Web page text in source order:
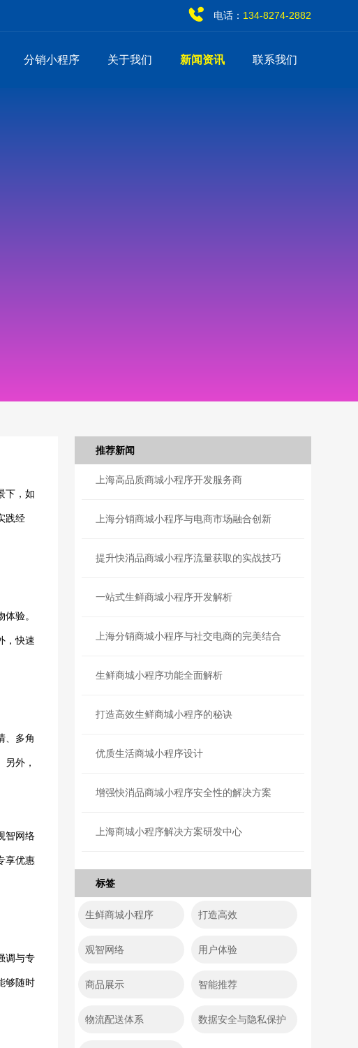
134-8274-2882
电话：
分销小程序 关于我们 新闻资讯 联系我们
下，如
践经
验。
，快速
、多角
外，
智网络
享优惠
调与专
够随时
推荐新闻
上海高品质商城小程序开发服务商
上海分销商城小程序与电商市场融合创新
提升快消品商城小程序流量获取的实战技巧
一站式生鲜商城小程序开发解析
上海分销商城小程序与社交电商的完美结合
生鲜商城小程序功能全面解析
打造高效生鲜商城小程序的秘诀
优质生活商城小程序设计
增强快消品商城小程序安全性的解决方案
上海商城小程序解决方案研发中心
标签
生鲜商城小程序 打造高效
观智网络 用户体验
商品展示 智能推荐
物流配送体系 数据安全与隐私保护